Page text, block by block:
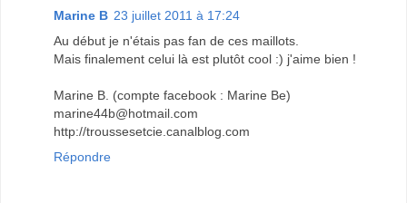
Marine B 23 juillet 2011 à 17:24
Au début je n'étais pas fan de ces maillots.
Mais finalement celui là est plutôt cool :) j'aime bien !
Marine B. (compte facebook : Marine Be)
marine44b@hotmail.com
http://troussesetcie.canalblog.com
Répondre